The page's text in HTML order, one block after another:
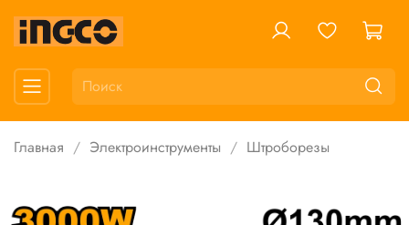
Главная Электроинструменты Штроборезы